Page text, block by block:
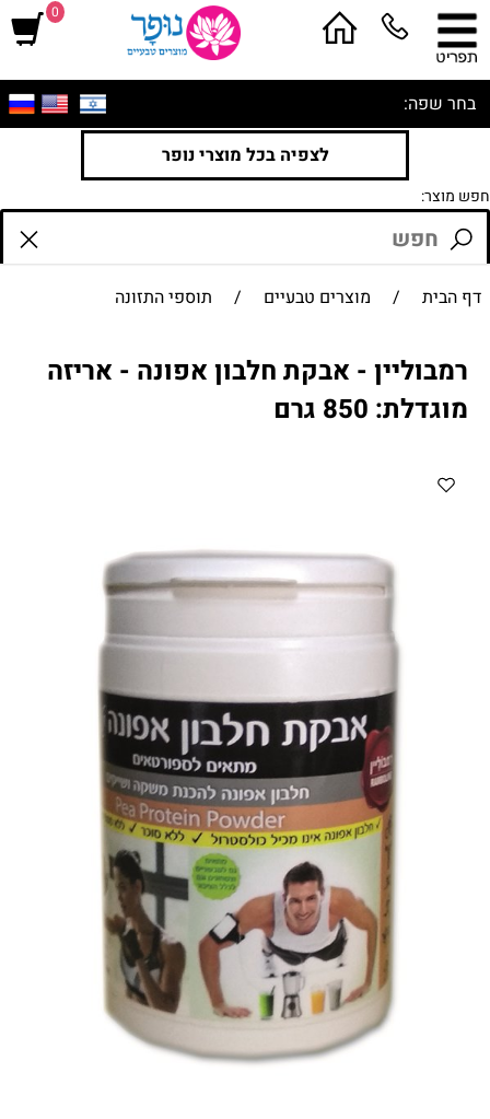
בחר שפה:
לצפיה בכל מוצרי נופר
חפש מוצר:
0
דף הבית / מוצרים טבעיים / תוספי התזונה
רמבוליין - אבקת חלבון אפונה - אריזה
מוגדלת: 850 גרם